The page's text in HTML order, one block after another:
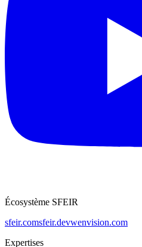
Écosystème SFEIR
sfeir.comsfeir.devwenvision.com
Expertises